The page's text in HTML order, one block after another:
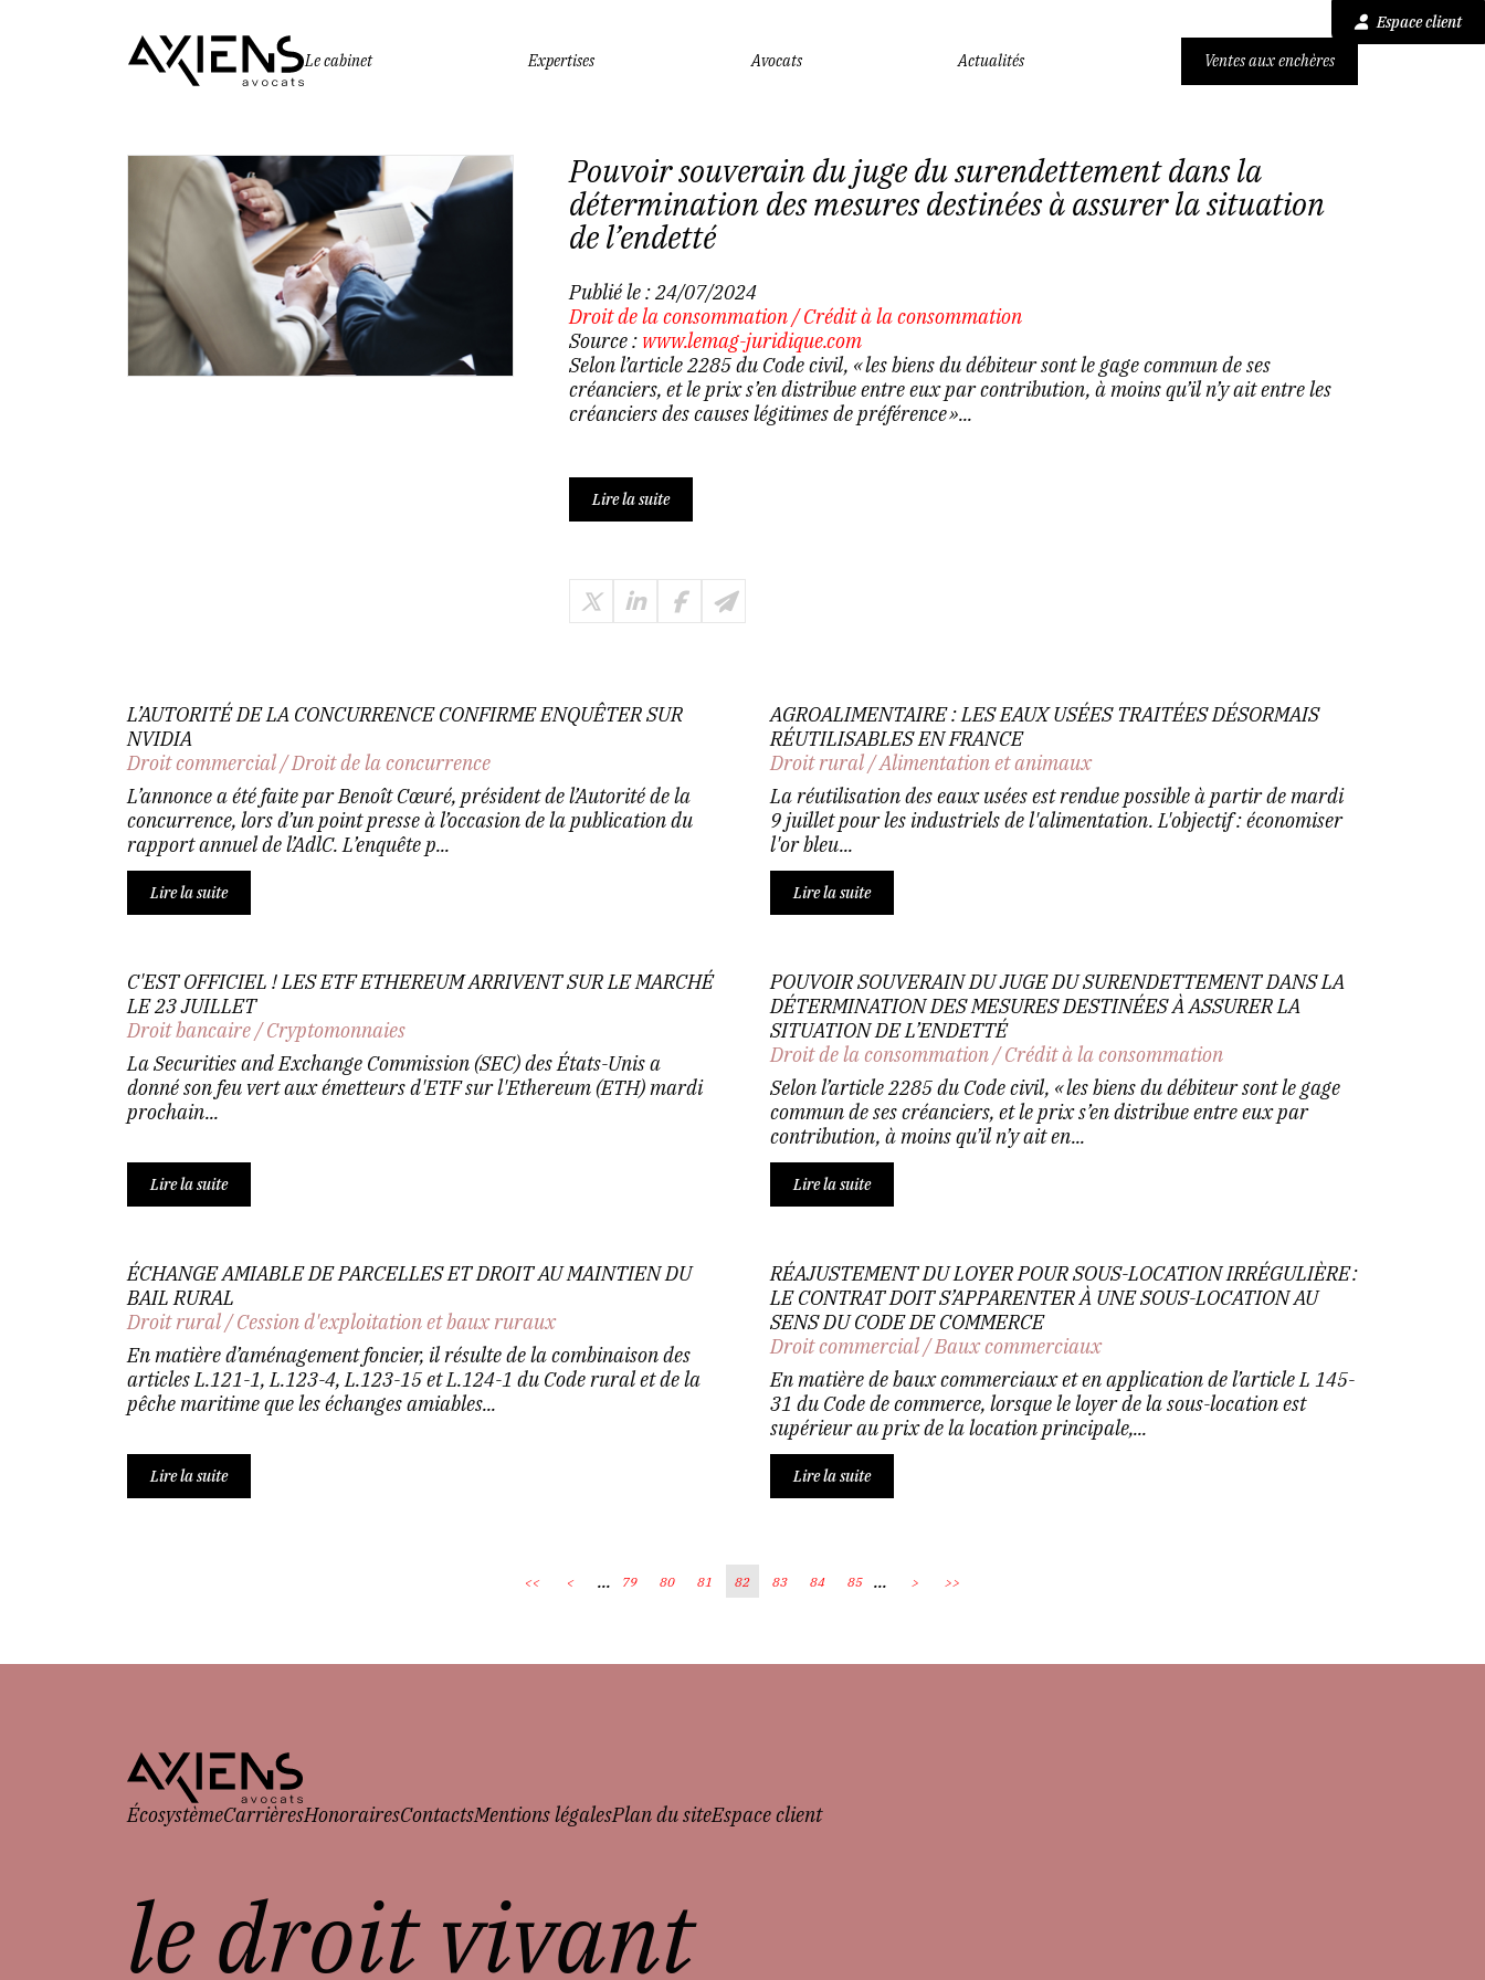
Espace client
Le cabinet
Expertises Avocats Actualités Ventes aux enchères
Pouvoir souverain du juge du surendettement dans la
détermination des mesures destinées à assurer la situation
de l’endetté
Publié le :24/07/2024
Droit de la consommation/Crédit à la consommation
Source : www.lemag-juridique.com
Selon l’article 2285 du Code civil, « les biens du débiteur sont le gage commun de ses
créanciers, et le prix s’en distribue entre eux par contribution, à moins qu’il n’y ait entre les
créanciers des causes légitimes de préférence »...
Lire la suite
L’AUTORITÉ DE LA CONCURRENCE CONFIRME ENQUÊTER SUR
NVIDIA
Droit commercial/Droit de la concurrence
L’annonce a été faite par Benoît Cœuré, président de l’Autorité de la
concurrence, lors d’un point presse à l’occasion de la publication du
rapport annuel de l’AdlC. L’enquête p...
Lire la suite
AGROALIMENTAIRE : LES EAUX USÉES TRAITÉES DÉSORMAIS
RÉUTILISABLES EN FRANCE
Droit rural/Alimentation et animaux
La réutilisation des eaux usées est rendue possible à partir de mardi
9 juillet pour les industriels de l'alimentation. L'objectif : économiser
l'or bleu...
Lire la suite
C'EST OFFICIEL ! LES ETF ETHEREUM ARRIVENT SUR LE MARCHÉ
LE 23 JUILLET
Droit bancaire/Cryptomonnaies
La Securities and Exchange Commission (SEC) des États-Unis a
donné son feu vert aux émetteurs d'ETF sur l'Ethereum (ETH) mardi
prochain...
Lire la suite
POUVOIR SOUVERAIN DU JUGE DU SURENDETTEMENT DANS LA
DÉTERMINATION DES MESURES DESTINÉES À ASSURER LA
SITUATION DE L’ENDETTÉ
Droit de la consommation/Crédit à la consommation
Selon l’article 2285 du Code civil, « les biens du débiteur sont le gage
commun de ses créanciers, et le prix s’en distribue entre eux par
contribution, à moins qu’il n’y ait en...
Lire la suite
ÉCHANGE AMIABLE DE PARCELLES ET DROIT AU MAINTIEN DU
BAIL RURAL
Droit rural/Cession d'exploitation et baux ruraux
En matière d’aménagement foncier, il résulte de la combinaison des
articles L.121-1, L.123-4, L.123-15 et L.124-1 du Code rural et de la
pêche maritime que les échanges amiables...
Lire la suite
RÉAJUSTEMENT DU LOYER POUR SOUS-LOCATION IRRÉGULIÈRE :
LE CONTRAT DOIT S’APPARENTER À UNE SOUS-LOCATION AU
SENS DU CODE DE COMMERCE
Droit commercial/Baux commerciaux
En matière de baux commerciaux et en application de l’article L 145-
31 du Code de commerce, lorsque le loyer de la sous-location est
supérieur au prix de la location principale,...
Lire la suite
<< < ... 79 80 81 82 83 84 85 ... > >>
ÉcosystèmeCarrièresHonorairesContactsMentions légalesPlan du siteEspace client
le droit vivant